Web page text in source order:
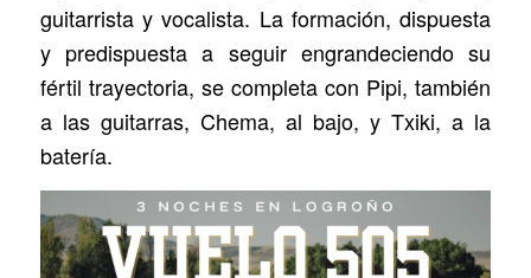
guitarrista y vocalista. La formación, dispuesta
y predispuesta a seguir engrandeciendo su
fértil trayectoria, se completa con Pipi, también
a las guitarras, Chema, al bajo, y Txiki, a la
batería.